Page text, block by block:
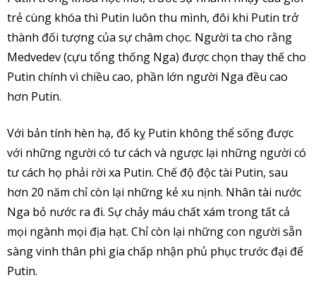
trẻ cùng khóa thì Putin luôn thu mình, đôi khi Putin trở
thành đối tượng của sự châm chọc. Người ta cho rằng
Medvedev (cựu tổng thống Nga) được chọn thay thế cho
Putin chính vì chiều cao, phần lớn người Nga đều cao
hơn Putin.
Với bản tính hèn hạ, đố kỵ Putin không thể sống được
với những người có tư cách và ngược lại những người có
tư cách họ phải rời xa Putin. Chế độ độc tài Putin, sau
hơn 20 năm chỉ còn lại những kẻ xu nịnh. Nhân tài nước
Nga bỏ nước ra đi. Sự chảy máu chất xám trong tất cả
mọi ngành mọi địa hạt. Chỉ còn lại những con người sẵn
sàng vinh thân phì gia chấp nhận phủ phục trước đại đế
Putin.